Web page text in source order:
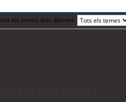
els temes dels darrers: